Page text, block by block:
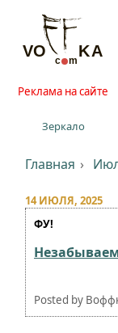
Реклама на сайте
Зеркало
Главная
14 ИЮЛЯ, 2025
ФУ!
Posted by